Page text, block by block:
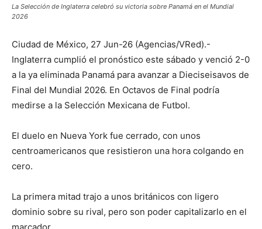
La Selección de Inglaterra celebró su victoria sobre Panamá en el Mundial
2026
Ciudad de México, 27 Jun-26 (Agencias/VRed).-
Inglaterra cumplió el pronóstico este sábado y venció 2-0
a la ya eliminada Panamá para avanzar a Dieciseisavos de
Final del Mundial 2026. En Octavos de Final podría
medirse a la Selección Mexicana de Futbol.
El duelo en Nueva York fue cerrado, con unos
centroamericanos que resistieron una hora colgando en
cero.
La primera mitad trajo a unos británicos con ligero
dominio sobre su rival, pero son poder capitalizarlo en el